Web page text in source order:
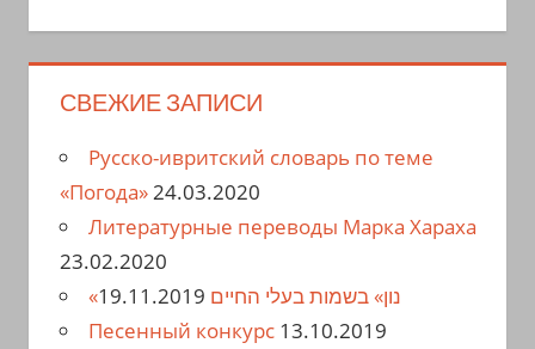
СВЕЖИЕ ЗАПИСИ
Русско-ивритский словарь по теме
«Погода»24.03.2020
Литературные переводы Марка Хараха
23.02.2020
«נון» בשמות בעלי החיים 19.11.2019
Песенный конкурс 13.10.2019